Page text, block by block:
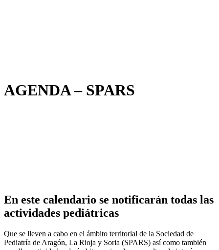
AGENDA – SPARS
En este calendario se notificarán todas las
actividades pediátricas
Que se lleven a cabo en el ámbito territorial de la Sociedad de
Pediatría de Aragón, La Rioja y Soria (SPARS) así como también